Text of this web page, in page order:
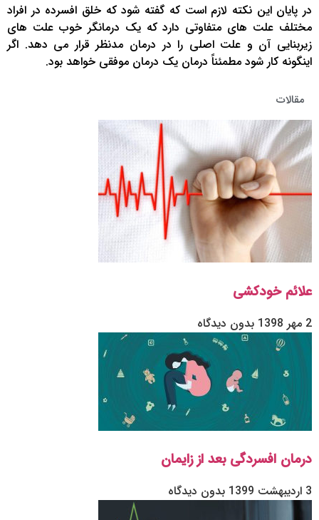
در پایان این نکته لازم است که گفته شود که خلق افسرده در افراد
مختلف علت های متفاوتی دارد که یک درمانگر خوب علت های
زیربنایی آن و علت اصلی را در درمان مدنظر قرار می دهد. اگر
اینگونه کار شود مطمئناً درمان یک درمان موفقی خواهد بود.
مقالات
علائم خودکشی
2 مهر 1398 بدون دیدگاه
درمان افسردگی بعد از زایمان
3 اردیبهشت 1399 بدون دیدگاه